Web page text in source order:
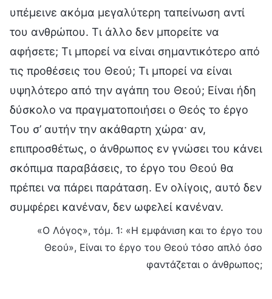
υπέμεινε ακόμα μεγαλύτερη ταπείνωση αντί
του ανθρώπου. Τι άλλο δεν μπορείτε να
αφήσετε; Τι μπορεί να είναι σημαντικότερο από
τις προθέσεις του Θεού; Τι μπορεί να είναι
υψηλότερο από την αγάπη του Θεού; Είναι ήδη
δύσκολο να πραγματοποιήσει ο Θεός το έργο
Του σ’ αυτήν την ακάθαρτη χώρα· αν,
επιπροσθέτως, ο άνθρωπος εν γνώσει του κάνει
σκόπιμα παραβάσεις, το έργο του Θεού θα
πρέπει να πάρει παράταση. Εν ολίγοις, αυτό δεν
συμφέρει κανέναν, δεν ωφελεί κανέναν.
«Ο Λόγος», τόμ. 1: «Η εμφάνιση και το έργο του
Θεού», Είναι το έργο του Θεού τόσο απλό όσο
φαντάζεται ο άνθρωπος;